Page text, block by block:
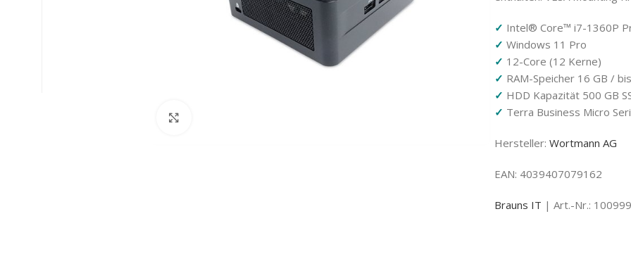
✓ Intel® Core™ i7-1360P
✓ Windows 11 Pro
✓ 12-Core (12 Kerne)
✓ RAM-Speicher 16 GB /
✓ HDD Kapazität 500 GB
✓ Terra Business Micro
Hersteller: Wortmann AG
EAN: 4039407079162
Brauns IT | Art.-Nr.: